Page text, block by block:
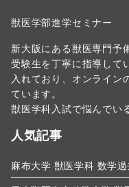
獣医学部進学セミナー
新大阪にある獣医専門予
受験生を丁寧に指導して
入れており、オンライン
ています。
獣医学科入試で悩んでい
人気記事
麻布大学 獣医学科 数学過